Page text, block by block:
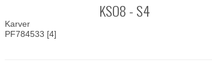
KSO8 - S4
Karver
PF784533 [4]